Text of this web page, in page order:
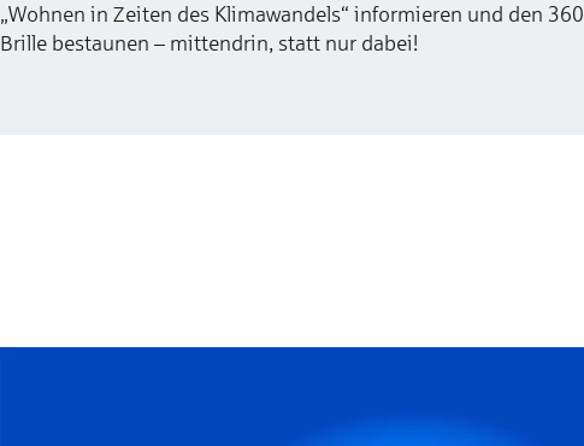
„Wohnen in Zeiten des Klimawandels“ informieren und den
Brille bestaunen – mittendrin, statt nur dabei!